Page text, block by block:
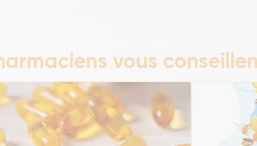
vous